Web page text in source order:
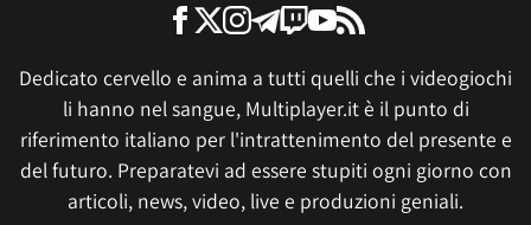
Dedicato cervello e anima a tutti quelli che i videogiochi
li hanno nel sangue, Multiplayer.it è il punto di
riferimento italiano per l'intrattenimento del presente e
del futuro. Preparatevi ad essere stupiti ogni giorno con
articoli, news, video, live e produzioni geniali.